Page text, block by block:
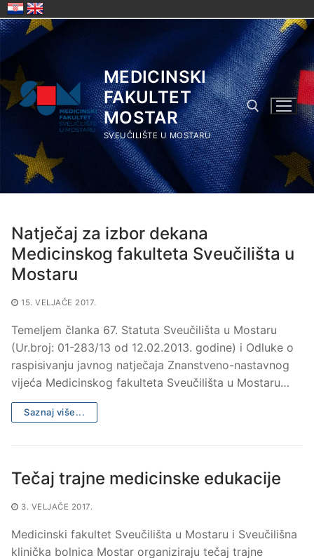
Skip
content
MEDICINSKI
FAKULTET
MOSTAR
SVEUČILIŠTE U MOSTARU
Search for:
Natječaj za izbor dekana
Medicinskog fakulteta Sveučilišta u
Mostaru
15. VELJAČE 2017.
Temeljem članka 67. Statuta Sveučilišta u Mostaru
(Ur.broj: 01-283/13 od 12.02.2013. godine) i Odluke o
raspisivanju javnog natječaja Znanstveno-nastavnog
vijeća Medicinskog fakulteta Sveučilišta u Mostaru…
Saznaj više...
Tečaj trajne medicinske edukacije
3. VELJAČE 2017.
Medicinski fakultet Sveučilišta u Mostaru i Sveučilišna
klinička bolnica Mostar organiziraju tečaj trajne